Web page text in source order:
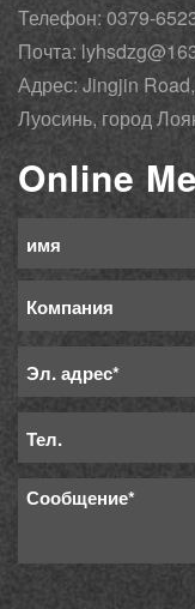
Телефон: 0379-
Почта:
Адрес: Jingjin
Луосинь, город
Online